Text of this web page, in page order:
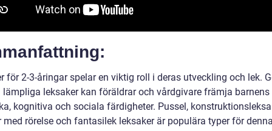
för 2-3-åringar spelar en viktig roll i deras utveckling och lek.
leksaker kan föräldrar och vårdgivare främja barnens
kognitiva och sociala färdigheter. Pussel,
med rörelse och fantasilek leksaker är populära typer för